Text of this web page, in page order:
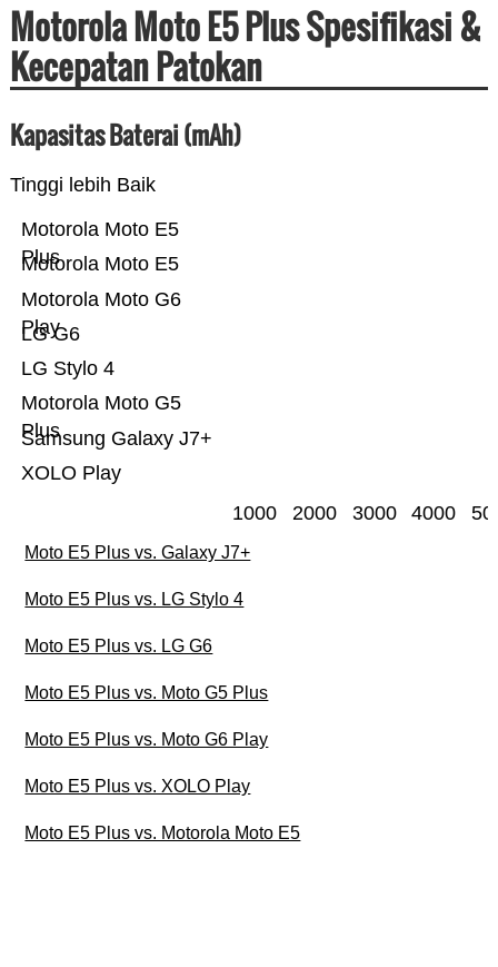
Motorola Moto E5 Plus Spesifikasi &
Kecepatan Patokan
Kapasitas Baterai (mAh)
Tinggi lebih Baik
XOLO Play
Samsung Galaxy J7+
Motorola Moto G5
Plus
LG Stylo 4
LG G6
Motorola Moto G6
Play
Motorola Moto E5
Motorola Moto E5
Plus
1000 2000 3000 4000
Moto E5 Plus vs. Galaxy J7+
Moto E5 Plus vs. LG Stylo 4
Moto E5 Plus vs. LG G6
Moto E5 Plus vs. Moto G5 Plus
Moto E5 Plus vs. Moto G6 Play
Moto E5 Plus vs. XOLO Play
Moto E5 Plus vs. Motorola Moto E5